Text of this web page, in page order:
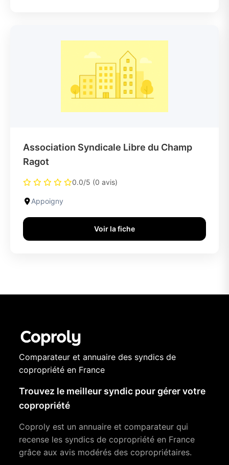
Association Syndicale Libre du Champ
Ragot
0.0/5 (0 avis)
Appoigny
Voir la fiche
Comparateur et annuaire des syndics de
copropriété en France
Trouvez le meilleur syndic pour gérer votre
copropriété
Coproly est un annuaire et comparateur qui
recense les syndics de copropriété en France
grâce aux avis modérés des copropriétaires.